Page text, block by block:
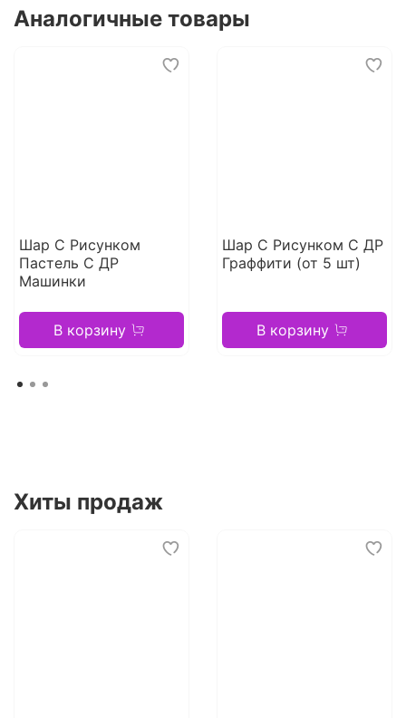
Аналогичные товары
Шар С Рисунком
Пастель С ДР
Машинки
В корзину
Шар С Рисунком С ДР
Граффити (от 5 шт)
В корзину
Хиты продаж